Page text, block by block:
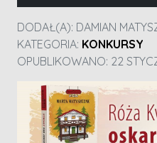
DODAŁ(A): DAMIAN
KATEGORIA: KONKURSY
OPUBLIKOWANO: 22